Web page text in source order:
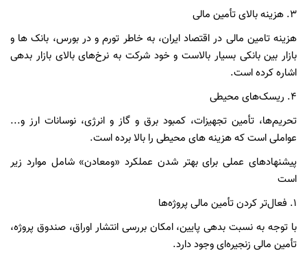
۳. هزینه بالای تأمین مالی
هزینه تامین مالی در اقتصاد ایران، به خاطر تورم و در بورس، بانک ها و
بازار بین بانکی بسیار بالاست و خود شرکت به نرخ‌های بالای بازار بدهی
اشاره کرده است.
۴. ریسک‌های محیطی
تحریم‌ها، تأمین تجهیزات، کمبود برق و گاز و انرژی، نوسانات ارز و...
عواملی است که هزینه های محیطی را بالا برده است.
پیشنهادهای عملی برای بهتر شدن عملکرد «ومعادن» شامل موارد زیر
است
۱. فعال‌تر کردن تأمین مالی پروژه‌ها
با توجه به نسبت بدهی پایین، امکان بررسی انتشار اوراق، صندوق پروژه،
تأمین مالی زنجیره‌ای وجود دارد.